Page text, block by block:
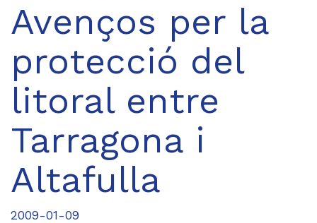
Avenços per la
protecció del
litoral entre
Tarragona i
Altafulla
2009-01-09